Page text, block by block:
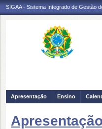
SIGAA - Sistema Integrado de Gestão
Apresentação Ensino
Apresentação